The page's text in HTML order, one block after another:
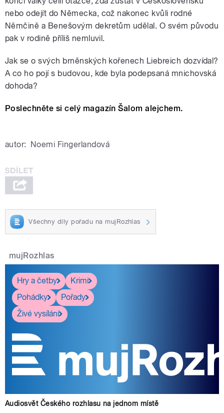
nebo odejít do Německa, což nakonec kvůli rodné
Němčině a Benešovým dekretům udělal. O svém původu
pak v rodině příliš nemluvil.
Jak se o svých brněnských kořenech Liebreich dozvídal?
A co ho pojí s budovou, kde byla podepsaná mnichovská
dohoda?
Poslechněte si celý magazín Šalom alejchem.
autor: Noemi Fingerlandová
Všechny díly pořadu na mujRozhlas
mujRozhlas
Hry a četby
Krimi
Pohádky
Pořady
Živé vysílání
Audiosvět Českého rozhlasu na jednom místě